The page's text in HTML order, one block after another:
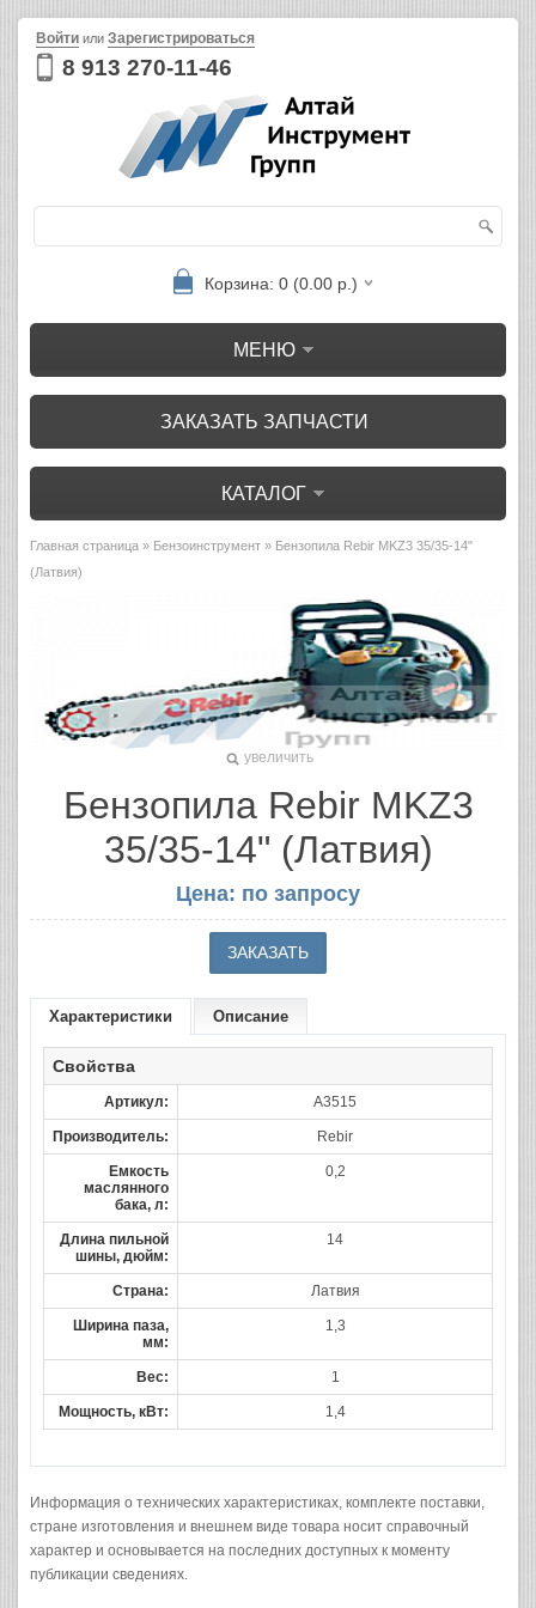
8 913 270-11-46
Войти или Зарегистрироваться
Корзина: 0 (0.00 р.)
МЕНЮ
ЗАКАЗАТЬ ЗАПЧАСТИ
КАТАЛОГ
Главная страница » Бензоинструмент » Бензопила Rebir MKZ3 35/35-14"
(Латвия)
увеличить
Бензопила Rebir MKZ3
35/35-14" (Латвия)
Цена: по запросу
Характеристики Описание
Свойства
Артикул: A3515
Производитель: Rebir
Емкость
маслянного
бака, л:
0,2
Длина пильной
шины, дюйм:
14
Страна: Латвия
Ширина паза,
мм:
1,3
Вес: 1
Мощность, кВт: 1,4
Информация о технических характеристиках, комплекте поставки,
стране изготовления и внешнем виде товара носит справочный
характер и основывается на последних доступных к моменту
публикации сведениях.